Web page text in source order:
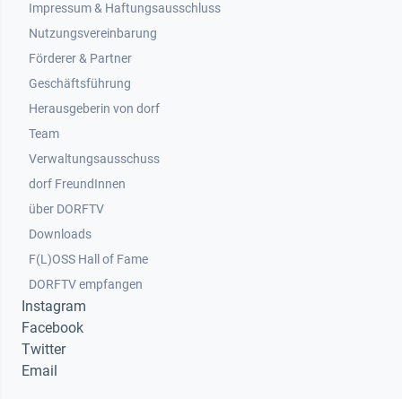
Impressum & Haftungsausschluss
Nutzungsvereinbarung
Footer 2
Förderer & Partner
Geschäftsführung
Herausgeberin von dorf
Team
Verwaltungsausschuss
dorf FreundInnen
Footer 3
über DORFTV
Downloads
F(L)OSS Hall of Fame
Footer 4
DORFTV empfangen
Instagram
Facebook
Twitter
Email